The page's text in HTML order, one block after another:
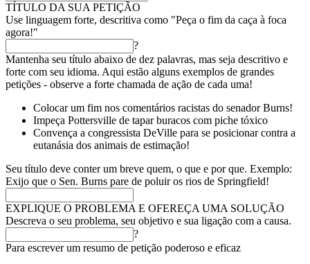
TÍTULO DA SUA PETIÇÃO
Use linguagem forte, descritiva como "Peça o fim da caça à foca
agora!"
?
Mantenha seu título abaixo de dez palavras, mas seja descritivo e
forte com seu idioma. Aqui estão alguns exemplos de grandes
petições - observe a forte chamada de ação de cada uma!
Colocar um fim nos comentários racistas do senador Burns!
Impeça Pottersville de tapar buracos com piche tóxico
Convença a congressista DeVille para se posicionar contra a
eutanásia dos animais de estimação!
Seu título deve conter um breve quem, o que e por que. Exemplo:
Exijo que o Sen. Burns pare de poluir os rios de Springfield!
EXPLIQUE O PROBLEMA E OFEREÇA UMA SOLUÇÃO
Descreva o seu problema, seu objetivo e sua ligação com a causa.
?
Para escrever um resumo de petição poderoso e eficaz